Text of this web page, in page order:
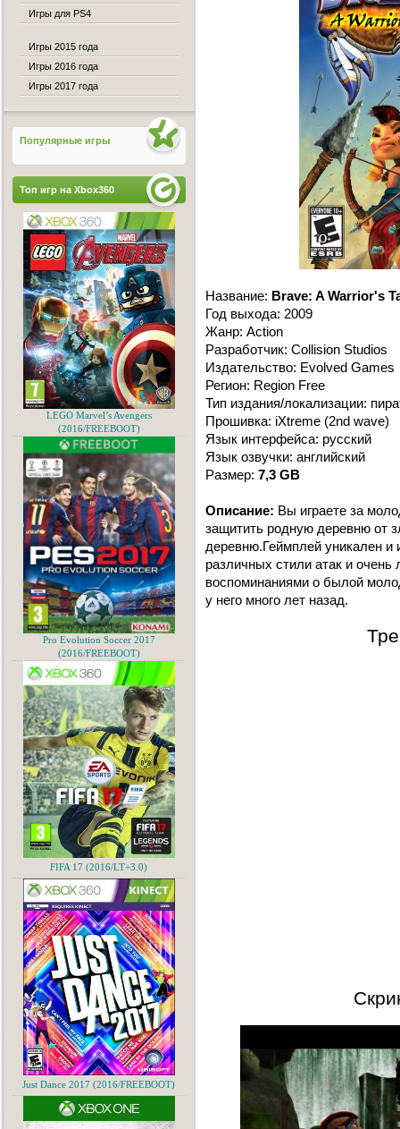
Название: Brave: A Warrior's
Год выхода: 2009
Жанр: Action
Разработчик: Collision Studios
Издательство: Evolved Games
Регион: Region Free
Тип издания/локализации:
Прошивка: iXtreme (2nd wave)
Язык интерфейса: русский
Язык озвучки: английский
Размер: 7,3 GB
Описание: Вы играете за
защитить родную деревню от
деревню.Геймплей уникален и
различных стили атак и
воспоминаниями о былой
у него много лет назад.
Игры для PS4
Игры 2015 года
Игры 2016 года
Игры 2017 года
Популярные игры
Топ игр на Xbox360
LEGO Marvel’s Avengers
(2016/FREEBOOT)
Pro Evolution Soccer 2017
(2016/FREEBOOT)
FIFA 17 (2016/LT+3.0)
Just Dance 2017 (2016/FREEBOOT)